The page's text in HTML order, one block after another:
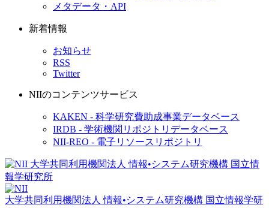
メタデータ・API
新着情報
お知らせ
RSS
Twitter
NIIのコンテンツサービス
KAKEN - 科学研究費助成事業データベース
IRDB - 学術機関リポジトリデータベース
NII-REO - 電子リソースリポジトリ
大学共同利用機関法人 情報•システム研究機構 国立情報学研